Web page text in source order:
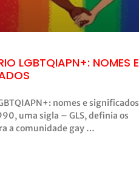
LGBTQIAPN+: NOMES E
nomes e
uma sigla – GLS, definia os
a comunidade gay …